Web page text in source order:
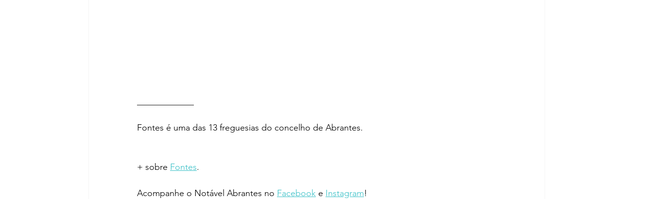
Fontes é uma das 13 freguesias do concelho de Abrantes.
+ sobre Fontes.
Acompanhe o Notável Abrantes no Facebook e Instagram!